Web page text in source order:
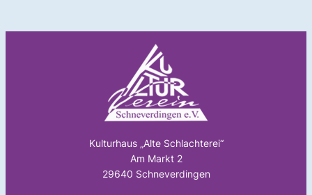
Kulturhaus „Alte Schlachterei“
Am Markt 2
29640 Schneverdingen